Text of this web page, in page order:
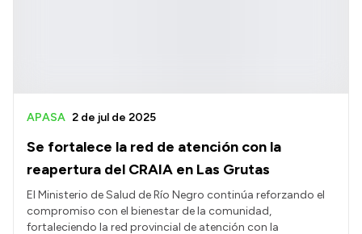
Se fortalece la red de atención con la
reapertura del CRAIA en Las Grutas
APASA 2 de jul de 2025
El Ministerio de Salud de Río Negro continúa reforzando el
compromiso con el bienestar de la comunidad,
fortaleciendo la red provincial de atención con la